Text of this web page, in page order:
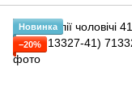
Новинка
−20%